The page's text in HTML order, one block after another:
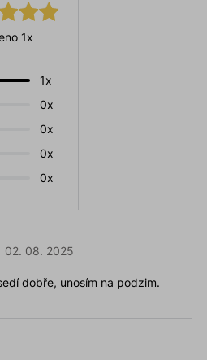
1x
1x
0x
0x
0x
0x
02. 08. 2025
dobře, unosím na podzim.